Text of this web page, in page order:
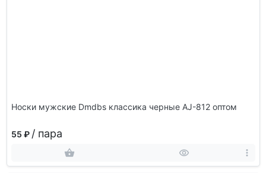
Носки мужские Dmdbs классика черные AJ-812 оптом
55 ₽ / пара